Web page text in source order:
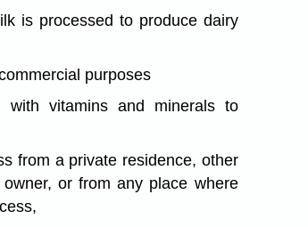
is processed to produce dairy
purposes
with vitamins and minerals to
from a private residence, other
or from any place where